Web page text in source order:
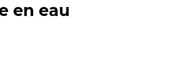
en eau